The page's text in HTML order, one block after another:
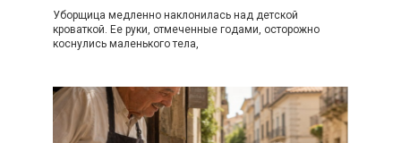
Уборщица медленно наклонилась над детской
кроваткой. Ее руки, отмеченные годами, осторожно
коснулись маленького тела,